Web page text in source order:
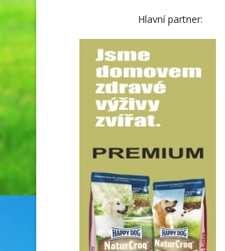
Hlavní partner: